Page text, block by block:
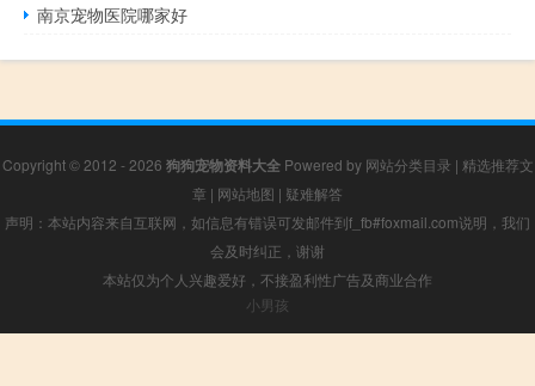
南京宠物医院哪家好
Copyright © 2012 - 2026 狗狗宠物资料大全Powered by 网站分类目录 | 精选推荐文
章 | 网站地图 | 疑难解答
声明：本站内容来自互联网，如信息有错误可发邮件到f_fb#foxmail.com说明，我们
会及时纠正，谢谢
本站仅为个人兴趣爱好，不接盈利性广告及商业合作
小男孩